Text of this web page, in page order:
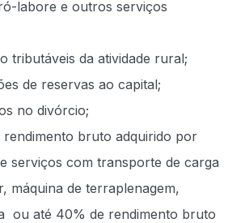
labore e outros serviços
tributáveis da atividade rural;
de reservas ao capital;
no divórcio;
rendimento bruto adquirido por
serviços com transporte de carga
máquina de terraplenagem,
ou até 40% de rendimento bruto